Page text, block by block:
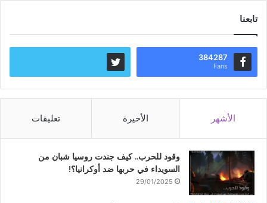
تابعنا
384287
Fans
الأشهر الأخيرة تعليقات
وقود للحرب.. كيف جندت روسيا شبان من
السويداء في حربها ضد أوكرانيا؟!
29/01/2025